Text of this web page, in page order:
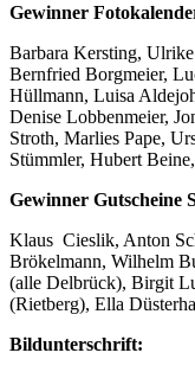
Gewinner
Barbara Kersting,
Bernfried Borgmeier,
Hüllmann, Luisa
Denise Lobbenmeier,
Stroth, Marlies Pape,
Stümmler, Hubert
Gewinner Gutscheine
Klaus Cieslik, Anton
Brökelmann, Wilhelm
(alle Delbrück), Birgit
(Rietberg), Ella
Bildunterschrift: